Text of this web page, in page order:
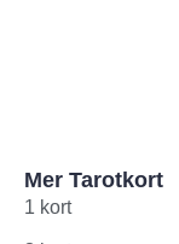
Mer Tarotkort
1 kort